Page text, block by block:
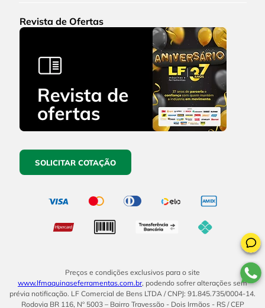
Revista de Ofertas
SOLICITAR COTAÇÃO
Preços e condições exclusivos para o site
www.lfmaquinaseferramentas.com.br, podendo sofrer alterações sem
prévia notificação. LF Comercial de Bens LTDA / CNPJ: 91.845.735/0004-14.
Rodovia BR 116, Nº 5003 – Bairro Travessão - Dois Irmãos - RS / CEP